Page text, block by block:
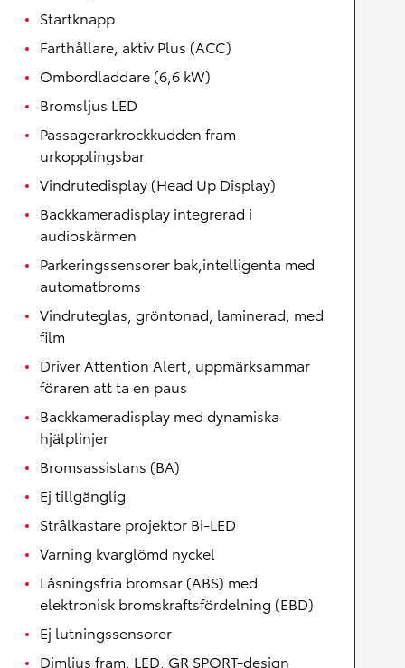
Startknapp
Farthållare, aktiv Plus (ACC)
Ombordladdare (6,6 kW)
Bromsljus LED
Passagerarkrockkudden fram
urkopplingsbar
Vindrutedisplay (Head Up Display)
Backkameradisplay integrerad i
audioskärmen
Parkeringssensorer bak,intelligenta med
automatbroms
Vindruteglas, gröntonad, laminerad, med
film
Driver Attention Alert, uppmärksammar
föraren att ta en paus
Backkameradisplay med dynamiska
hjälplinjer
Bromsassistans (BA)
Ej tillgänglig
Strålkastare projektor Bi-LED
Varning kvarglömd nyckel
Låsningsfria bromsar (ABS) med
elektronisk bromskraftsfördelning (EBD)
Ej lutningssensorer
Dimljus fram, LED, GR SPORT-design